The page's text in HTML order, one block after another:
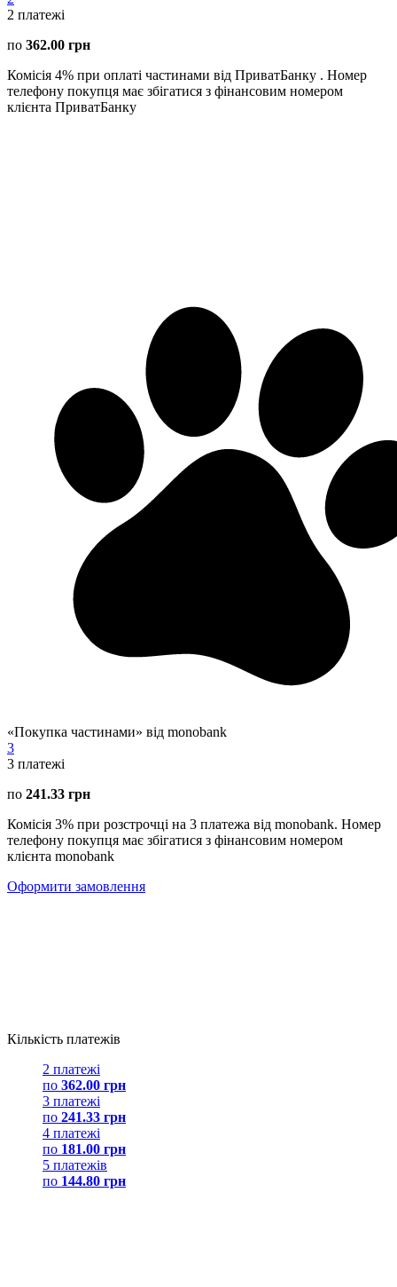
2 платежі
по 362.00 грн
Комісія 4% при оплаті частинами від ПриватБанку . Номер
телефону покупця має збігатися з фінансовим номером
клієнта ПриватБанку
«Покупка частинами» від monobank
3
3 платежі
по 241.33 грн
Комісія 3% при розстрочці на 3 платежа від monobank. Номер
телефону покупця має збігатися з фінансовим номером
клієнта monobank
Оформити замовлення
Кількість платежів
2 платежі
по 362.00 грн
3 платежі
по 241.33 грн
4 платежі
по 181.00 грн
5 платежів
по 144.80 грн